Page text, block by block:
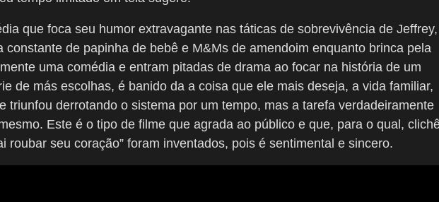
que foca seu humor extravagante nas táticas de sobrevivência de Jeffrey,
constante de papinha de bebê e M&Ms de amendoim enquanto brinca pela
uma comédia e entram pitadas de drama ao focar na história de um
de más escolhas, é banido da a coisa que ele mais deseja, a vida familiar,
triunfou derrotando o sistema por um tempo, mas a tarefa verdadeiramente
Este é o tipo de filme que agrada ao público e que, para o qual,
roubar seu coração” foram inventados, pois é sentimental e sincero.